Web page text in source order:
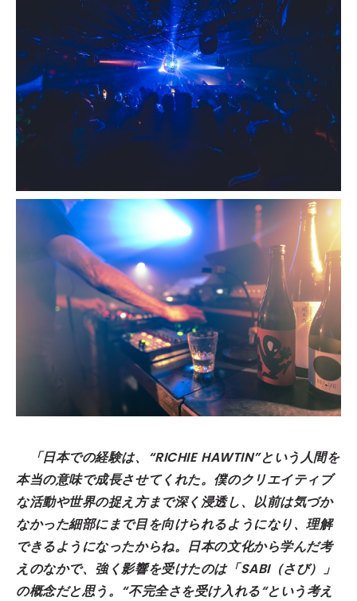
「日本での経験は、“RICHIE HAWTIN”という人間を
本当の意味で成長させてくれた。僕のクリエイティブ
な活動や世界の捉え方まで深く浸透し、以前は気づか
なかった細部にまで目を向けられるようになり、理解
できるようになったからね。日本の文化から学んだ考
えのなかで、強く影響を受けたのは「SABI（さび）」
の概念だと思う。“不完全さを受け入れる“という考え